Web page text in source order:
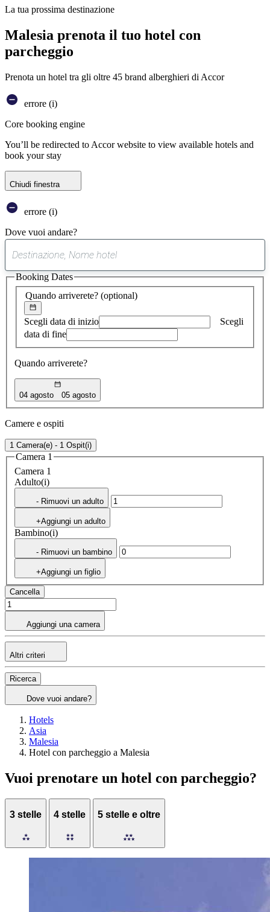
La tua prossima destinazione
Malesia prenota il tuo hotel con
parcheggio
Prenota un hotel tra gli oltre 45 brand alberghieri di Accor
errore (i)
Core booking engine
You’ll be redirected to Accor website to view available hotels and
book your stay
Chiudi finestra
errore (i)
Dove vuoi andare?
suggerimento
trovato
Quando arriverete? (optional)
Scegli data di inizio
Scegli
data di fine
Quando arriverete?
04 agosto 05 agosto
Booking Dates
Camere e ospiti
1 Camera(e) - 1 Ospit(i)
Camera 1
Camera 1
Adulto(i)
- Rimuovi un adulto
+Aggiungi un adulto
Bambino(i)
- Rimuovi un bambino
+Aggiungi un figlio
Cancella
Aggiungi una camera
Altri criteri
Ricerca
Dove vuoi andare?
Hotels
Asia
Malesia
Hotel con parcheggio a Malesia
Vuoi prenotare un hotel con parcheggio?
3 stelle 4 stelle 5 stelle e oltre